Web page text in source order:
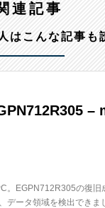
連記事
はこんな記事も
。EGPN712R305の復
データ領域を検出でき